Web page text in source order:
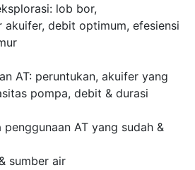
lob bor,
akuifer, debit optimum, efesiensi
AT: peruntukan, akuifer yang
pompa, debit & durasi
penggunaan AT yang sudah &
sumber air